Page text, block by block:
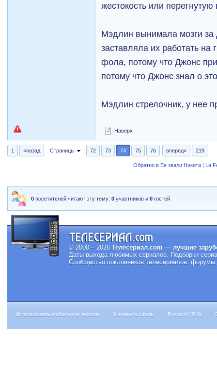
жестокость или перегнутую
Мэдлин вынимала мозги за
заставляла их работать на
фола, потому что Джонс
потому что Джонс знал о
Мэдлин стрелочник, у нее
Наверх
1 «назад Страницы 72 73 74 75 76 вперед» 219
Обратно в Ее звали Никита | La
0 посетителей читают эту тему:0 участников и0 гостей
© 2000 – 2026 Телесериал.com — лучшие
Даты выхода любимых сериалов. Подборки
Сообщество поклонников телесериалов:
Использовать мобильную версию Изменить стиль Русский (RU)